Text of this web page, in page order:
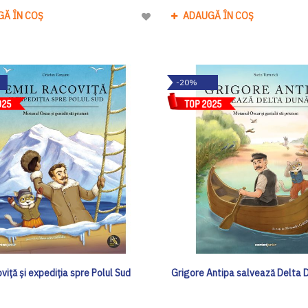
ÎN COȘ
Adaugă
Dorinte
ADAUGĂ ÎN COȘ
și expediția spre Polul Sud
-20%
Grigore Antipa salvează Delta